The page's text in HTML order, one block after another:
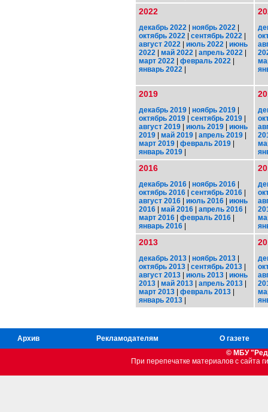
2022
декабрь 2022 | ноябрь 2022 |
октябрь 2022 | сентябрь 2022 |
август 2022 | июль 2022 | июнь
2022 | май 2022 | апрель 2022 |
март 2022 | февраль 2022 |
январь 2022 |
2019
декабрь 2019 | ноябрь 2019 |
октябрь 2019 | сентябрь 2019 |
август 2019 | июль 2019 | июнь
2019 | май 2019 | апрель 2019 |
март 2019 | февраль 2019 |
январь 2019 |
2016
декабрь 2016 | ноябрь 2016 |
октябрь 2016 | сентябрь 2016 |
август 2016 | июль 2016 | июнь
2016 | май 2016 | апрель 2016 |
март 2016 | февраль 2016 |
январь 2016 |
2013
декабрь 2013 | ноябрь 2013 |
октябрь 2013 | сентябрь 2013 |
август 2013 | июль 2013 | июнь
2013 | май 2013 | апрель 2013 |
март 2013 | февраль 2013 |
январь 2013 |
Архив Рекламодателям
О газете
© МБУ
При перепечатке материалов c сайта